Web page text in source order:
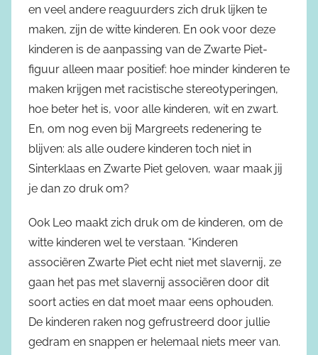
en veel andere reaguurders zich druk lijken te
maken, zijn de witte kinderen. En ook voor deze
kinderen is de aanpassing van de Zwarte Piet-
figuur alleen maar positief: hoe minder kinderen te
maken krijgen met racistische stereotyperingen,
hoe beter het is, voor alle kinderen, wit en zwart.
En, om nog even bij Margreets redenering te
blijven: als alle oudere kinderen toch niet in
Sinterklaas en Zwarte Piet geloven, waar maak jij
je dan zo druk om?
Ook Leo maakt zich druk om de kinderen, om de
witte kinderen wel te verstaan. “Kinderen
associëren Zwarte Piet echt niet met slavernij, ze
gaan het pas met slavernij associëren door dit
soort acties en dat moet maar eens ophouden.
De kinderen raken nog gefrustreerd door jullie
gedram en snappen er helemaal niets meer van.